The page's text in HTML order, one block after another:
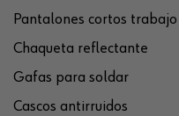
Pantalones cortos trabajo
Chaqueta reflectante
Gafas para soldar
Cascos antirruidos